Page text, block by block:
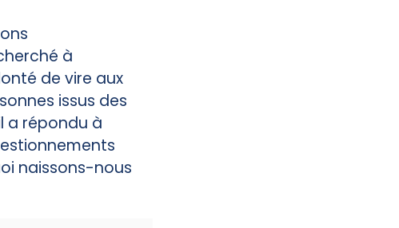
à
de vire aux
issus des
a répondu à
naissons-nous